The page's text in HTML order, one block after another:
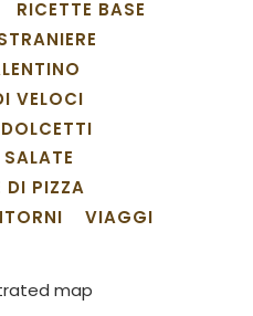
RICETTE BASE
VELOCI
DI PIZZA
VIAGGI